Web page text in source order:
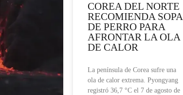
COREA DEL NORTE
RECOMIENDA SOPA
DE PERRO PARA
AFRONTAR LA OLA
DE CALOR
La península de Corea sufre una
ola de calor extrema. Pyongyang
registró 36,7 °C el 7 de agosto de